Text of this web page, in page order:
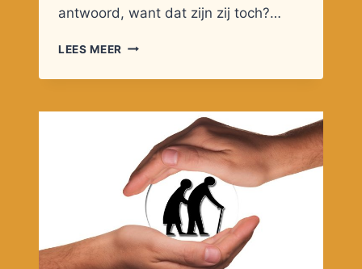
antwoord, want dat zijn zij toch?…
LEES MEER HUNKEREN
VERBINDING